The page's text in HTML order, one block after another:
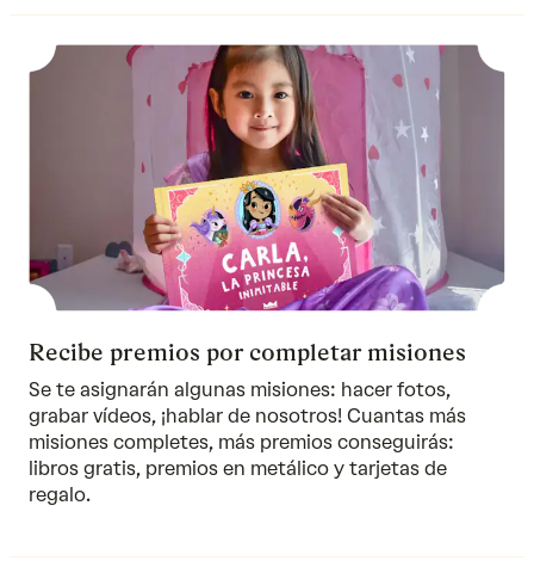
Recibe premios por completar misiones
Se te asignarán algunas misiones: hacer fotos,
grabar vídeos, ¡hablar de nosotros! Cuantas más
misiones completes, más premios conseguirás:
libros gratis, premios en metálico y tarjetas de
regalo.